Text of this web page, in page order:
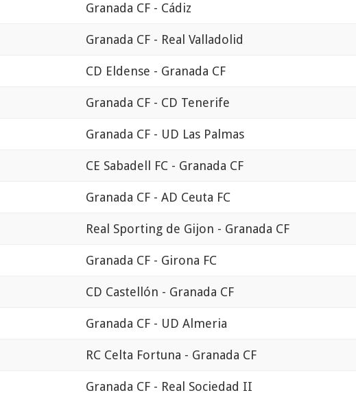
Granada CF - Cádiz
Granada CF - Real Valladolid
CD Eldense - Granada CF
Granada CF - CD Tenerife
Granada CF - UD Las Palmas
CE Sabadell FC - Granada CF
Granada CF - AD Ceuta FC
Real Sporting de Gijon - Granada CF
Granada CF - Girona FC
CD Castellón - Granada CF
Granada CF - UD Almeria
RC Celta Fortuna - Granada CF
Granada CF - Real Sociedad II